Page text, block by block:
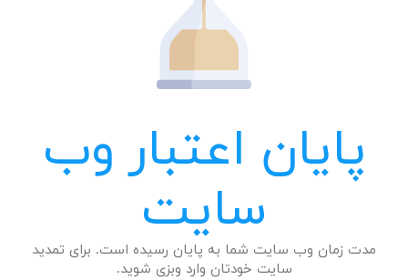
پایان اعتبار وب
سایت
مدت زمان وب سایت شما به پایان رسیده است. برای تمدید
سایت خودتان وارد وبزی شوید.